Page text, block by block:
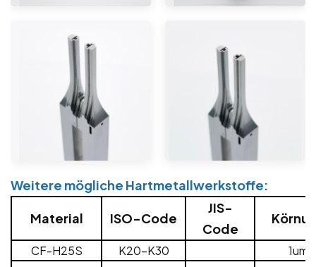
Weitere mögliche Hartmetallwerkstoffe:
Material ISO-Code
JIS-
Code
CF-H25S K20-K30
1um